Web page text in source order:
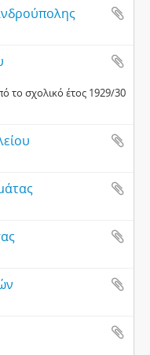
το σχολικό έτος 1929/30